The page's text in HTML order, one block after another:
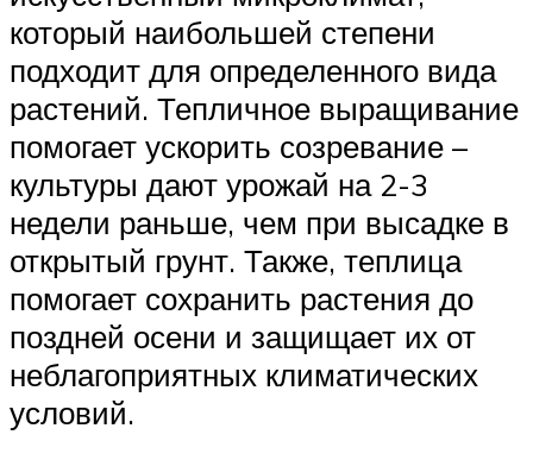
который наибольшей степени
подходит для определенного вида
растений. Тепличное выращивание
помогает ускорить созревание –
культуры дают урожай на 2-3
недели раньше, чем при высадке в
открытый грунт. Также, теплица
помогает сохранить растения до
поздней осени и защищает их от
неблагоприятных климатических
условий.